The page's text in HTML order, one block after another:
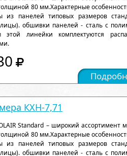
80 мм.Характерные
из панелей типовых размеров
обшивки панелей - сталь с
этой линейки комплектуются
КХН-7,71
Standard – широкий ассортимент
80 мм.Характерные
из панелей типовых размеров
обшивки панелей - сталь с